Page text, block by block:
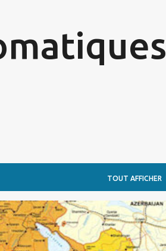
TOUT AFFICHER